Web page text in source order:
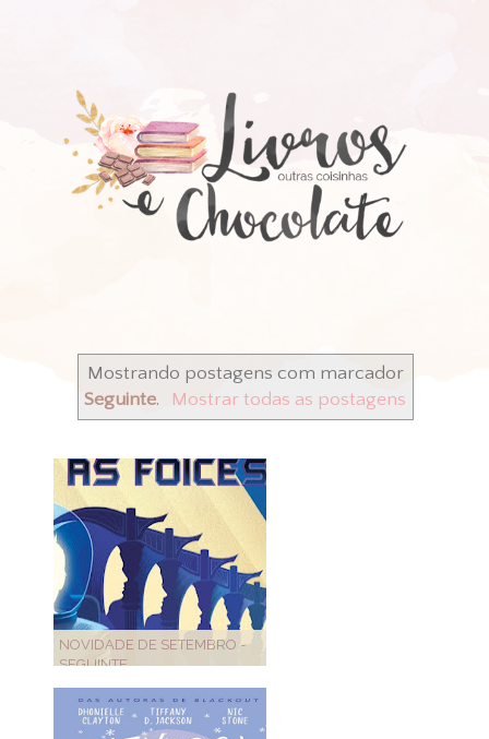
Mostrando postagens com marcador
Seguinte. Mostrar todas as postagens
NOVIDADE DE SETEMBRO -
SEGUINTE